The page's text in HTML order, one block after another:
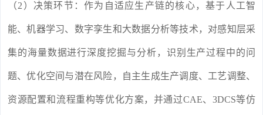
（2）决策环节：作为自适应生产链的核心，基于人工智
能、机器学习、数字孪生和大数据分析等技术，对感知层采
集的海量数据进行深度挖掘与分析，识别生产过程中的问
题、优化空间与潜在风险，自主生成生产调度、工艺调整、
资源配置和流程重构等优化方案，并通过CAE、3DCS等仿